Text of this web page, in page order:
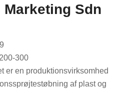
Sdn
300
er en produktionsvirksomhed
af plast og